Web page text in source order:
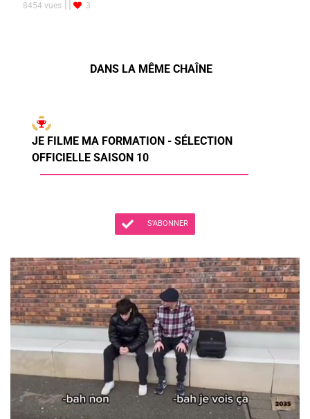
8454 vues
3
DANS LA MÊME CHAÎNE
JE FILME MA FORMATION - SÉLECTION
OFFICIELLE SAISON 10
S'ABONNER